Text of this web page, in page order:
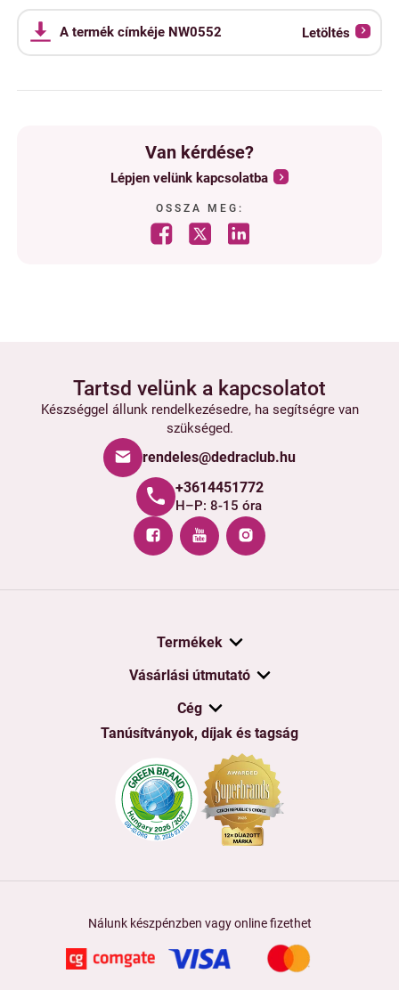
A termék címkéje NW0552 Letöltés
Van kérdése?
Lépjen velünk kapcsolatba
OSSZA MEG:
Tartsd velünk a kapcsolatot
Készséggel állunk rendelkezésedre, ha segítségre van
szükséged.
rendeles@dedraclub.hu
+3614451772
H–P: 8-15 óra
Termékek
Vásárlási útmutató
Cég
Tanúsítványok, díjak és tagság
Nálunk készpénzben vagy online fizethet